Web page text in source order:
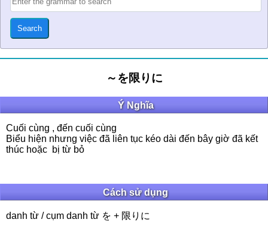
～を限りに
Ý Nghĩa
Cuối cùng , đến cuối cùng
Biểu hiện nhưng việc đã liên tục kéo dài đến bây giờ đã kết
thúc hoặc bị từ bỏ
Cách sử dụng
danh từ / cụm danh từ を + 限りに